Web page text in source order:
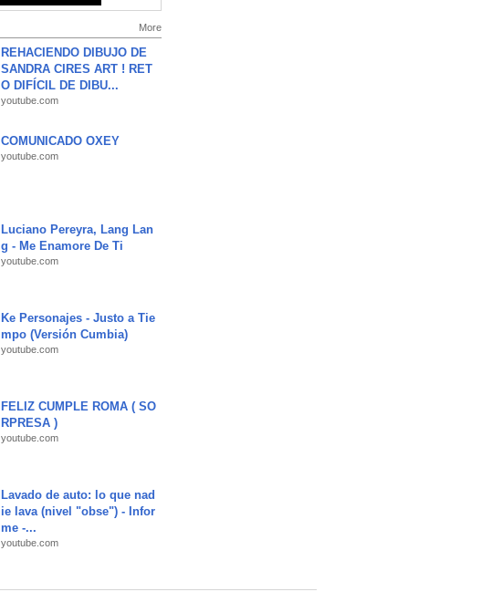
More
REHACIENDO DIBUJO DE
SANDRA CIRES ART ! RET
O DIFÍCIL DE DIBU...
youtube.com
COMUNICADO OXEY
youtube.com
Luciano Pereyra, Lang Lan
g - Me Enamore De Ti
youtube.com
Ke Personajes - Justo a Tie
mpo (Versión Cumbia)
youtube.com
FELIZ CUMPLE ROMA ( SO
RPRESA )
youtube.com
Lavado de auto: lo que nad
ie lava (nivel "obse") - Infor
me -...
youtube.com